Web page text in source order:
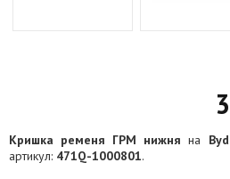
Кришка ременя ГРМ нижня на
артикул: 471Q-1000801.